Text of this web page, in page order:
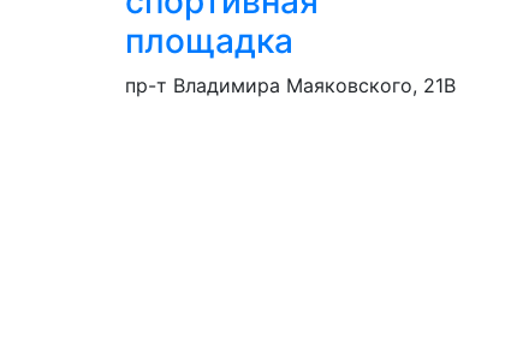
площадка
пр-т Владимира Маяковского, 21В